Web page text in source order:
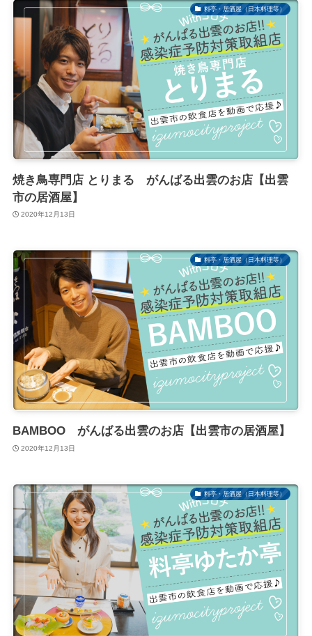
料亭・居酒屋（日本料理等）
焼き鳥専門店 とりまる がんばる出雲のお店【出雲
市の居酒屋】
2020年12月13日
料亭・居酒屋（日本料理等）
BAMBOO がんばる出雲のお店【出雲市の居酒屋】
2020年12月13日
料亭・居酒屋（日本料理等）